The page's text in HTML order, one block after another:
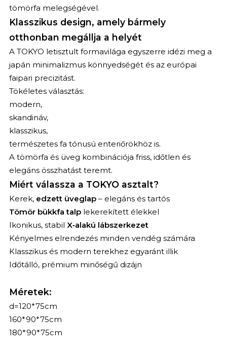
tömörfa melegségével.
Klasszikus design, amely bármely
otthonban megállja a helyét
A TOKYO letisztult formavilága egyszerre idézi meg a
japán minimalizmus könnyedségét és az európai
faipari precizitást.
Tökéletes választás:
modern,
skandináv,
klasszikus,
természetes fa tónusú enteriőrökhöz is.
A tömörfa és üveg kombinációja friss, időtlen és
elegáns összhatást teremt.
Miért válassza a TOKYO asztalt?
Kerek, edzett üveglap– elegáns és tartós
Tömör bükkfa talplekerekített élekkel
Ikonikus, stabil X‑alakú lábszerkezet
Kényelmes elrendezés minden vendég számára
Klasszikus és modern terekhez egyaránt illik
Időtálló, prémium minőségű dizájn
Méretek:
d=120*75cm
160*90*75cm
180*90*75cm